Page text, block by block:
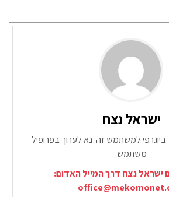
ישראל נצח
למשתמש זה. נא לערוך בפרופיל
משתמש.
ישראל נצח דרך המייל האדום: